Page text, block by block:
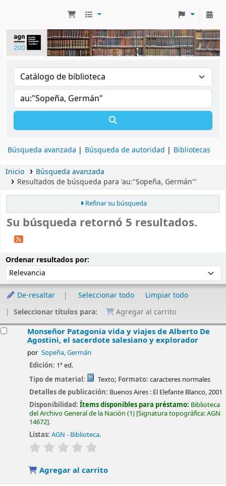
Búsqueda avanzada Búsqueda de autoridad Bibliotecas
Inicio
Búsqueda avanzada
Resultados de búsqueda para 'au:"Sopeña, Germán"'
Refinar su búsqueda
Su búsqueda retornó 5 resultados.
Ordenar resultados por:
De-resaltar Seleccionar todo
Limpiar todo
Seleccionar títulos para:
Agregar al carrito
Monseñor Patagonia vida y viajes de Alberto De
Agostini, el sacerdote salesiano y explorador
por Sopeña, Germán
Edición: 1ª ed.
Tipo de material:
Texto; Formato: caracteres normales
Detalles de publicación: Buenos Aires : El Elefante Blanco,2001
Disponibilidad:Ítems disponibles para préstamo: Biblioteca
del Archivo General de la Nación (1) Signatura topográfica:AGN
14672 .
Listas: AGN - Biblioteca.
valoración
Agregar al carrito